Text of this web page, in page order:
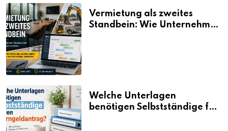
Vermietung als zweites
Standbein: Wie Unternehmen
Welche Unterlagen
benötigen Selbstständige für